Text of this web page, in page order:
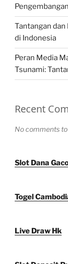
Tantangan
di Indonesia
Peran Media
Tsunami:
Recent
No comments to
Slot Dana
Togel
Live Draw Hk